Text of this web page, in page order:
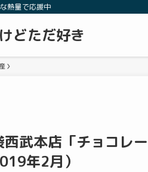
熱量で応援中
どただ好き
西武本店「チョコレ
年2月）